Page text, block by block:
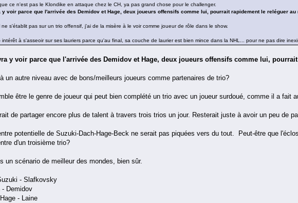
ce n'est pas le Klondike en attaque chez le CH, ya pas grand chose pour le challenger.
y voir parce que l'arrivée des Demidov et Hage, deux joueurs offensifs comme lui, pourrait rapidement le reléguer au
ne s'établit pas sur un trio offensif, j'ai de la misère à le voir comme joueur de rôle dans le show.
intérêt à s'asseoir sur ses lauriers parce qu'au final, sa couche de laurier est bien mince dans la NHL... pour ne pas dire
y voir parce que l'arrivée des Demidov et Hage, deux joueurs offensifs comme lui,
un autre niveau avec de bons/meilleurs joueurs comme partenaires de trio?
être le genre de joueur qui peut bien complété un trio avec un joueur surdoué, comme il a fait
de partager encore plus de talent à travers trois trios un jour. Resterait juste à avoir un peu de
potentielle de Suzuki-Dach-Hage-Beck ne serait pas piquées vers du tout. Peut-être que
d'un troisième trio?
un scénario de meilleur des mondes, bien sûr.
- Slafkovsky
- Demidov
- Laine